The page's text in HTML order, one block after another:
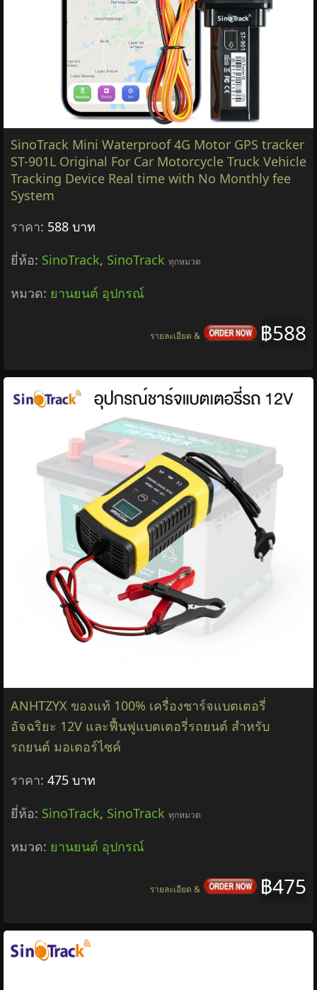
SinoTrack Mini Waterproof 4G Motor GPS tracker
ST-901L Original For Car Motorcycle Truck Vehicle
Tracking Device Real time with No Monthly fee
System
ราคา: 588 บาท
ยี่ห้อ: SinoTrack, SinoTrack ทุกหมวด
หมวด: ยานยนต์ อุปกรณ์
฿588
รายละเอียด &
ANHTZYX ของแท้ 100% เครื่องชาร์จแบตเตอรี่
อัจฉริยะ 12V และฟื้นฟูแบตเตอรี่รถยนต์ สำหรับ
รถยนต์ มอเตอร์ไซค์
ราคา: 475 บาท
ยี่ห้อ: SinoTrack, SinoTrack ทุกหมวด
หมวด: ยานยนต์ อุปกรณ์
฿475
รายละเอียด &